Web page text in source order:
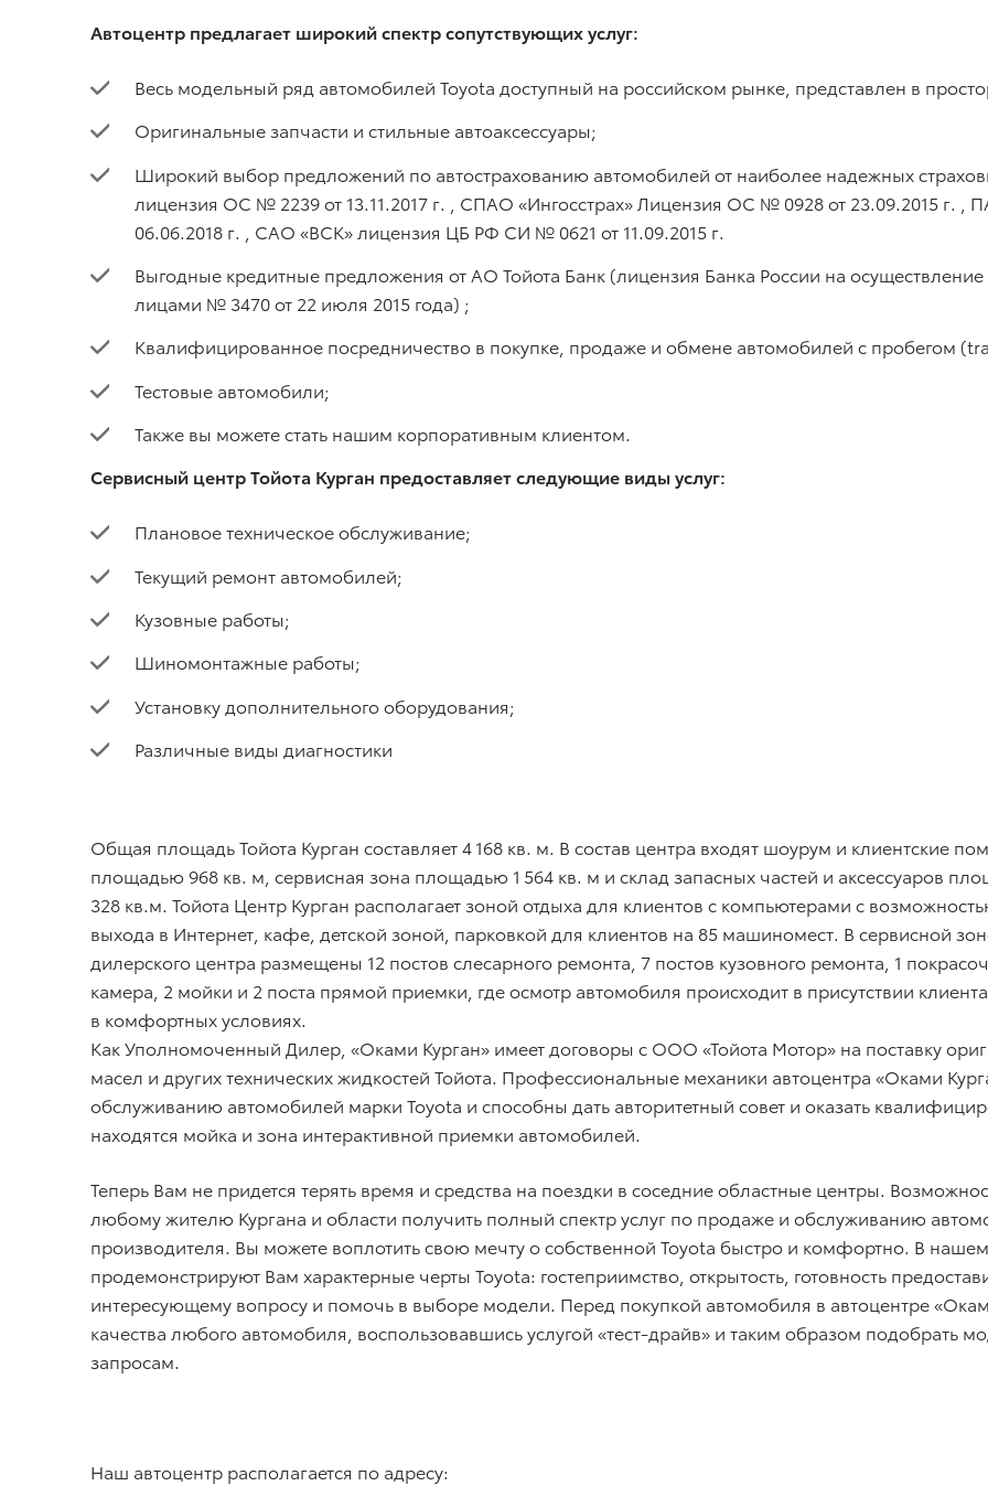
Автоцентр предлагает широкий спектр сопутствующих услуг:
Весь модельный ряд автомобилей Toyota доступный на российском рынке, представлен в
Оригинальные запчасти и стильные автоаксессуары;
Широкий выбор предложений по автострахованию автомобилей от наиболее надежных
лицензия ОС № 2239от 13.11.2017 г. , СПАО «Ингосстрах» Лицензия ОС № 0928от 23.09.2015 г. ,
06.06.2018 г. , САО «ВСК» лицензия ЦБ РФ СИ № 0621 от 11.09.2015 г.
Выгодные кредитные предложения от АО Тойота Банк (лицензия Банка России на
лицами № 3470 от 22 июля 2015 года) ;
Квалифицированное посредничество в покупке, продаже и обмене автомобилей с пробегом
Тестовые автомобили;
Также вы можете стать нашим корпоративным клиентом.
Сервисный центр Тойота Курган предоставляет следующие виды услуг:
Плановое техническое обслуживание;
Текущий ремонт автомобилей;
Кузовные работы;
Шиномонтажные работы;
Установку дополнительного оборудования;
Различные виды диагностики
Общая площадь Тойота Курган составляет 4 168 кв. м. В состав центра входят шоурум и клиентские
площадью 968 кв. м, сервисная зона площадью 1 564 кв. м и склад запасных частей и аксессуаров
328 кв.м. Тойота Центр Курган располагает зоной отдыха для клиентов с компьютерами с
выхода в Интернет, кафе, детской зоной, парковкой для клиентов на 85 машиномест. В сервисной
дилерского центра размещены 12 постов слесарного ремонта, 7 постов кузовного ремонта, 1
камера, 2 мойки и 2 поста прямой приемки, где осмотр автомобиля происходит в присутствии клиента
в комфортных условиях.
Как Уполномоченный Дилер, «Оками Курган» имеет договоры с ООО «Тойота Мотор» на поставку
масел и других технических жидкостей Тойота. Профессиональные механики автоцентра «Оками
обслуживанию автомобилей марки Toyota и способны дать авторитетный совет и оказать
находятся мойка и зона интерактивной приемки автомобилей.
Теперь Вам не придется терять время и средства на поездки в соседние областные центры.
любому жителю Кургана и области получить полный спектр услуг по продаже и обслуживанию
производителя. Вы можете воплотить свою мечту о собственной Toyota быстро и комфортно. В
продемонстрируют Вам характерные черты Toyota: гостеприимство, открытость, готовность
интересующему вопросу и помочь в выборе модели. Перед покупкой автомобиля в автоцентре
качества любого автомобиля, воспользовавшись услугой «тест-драйв» и таким образом
запросам.
Наш автоцентр располагается по адресу: